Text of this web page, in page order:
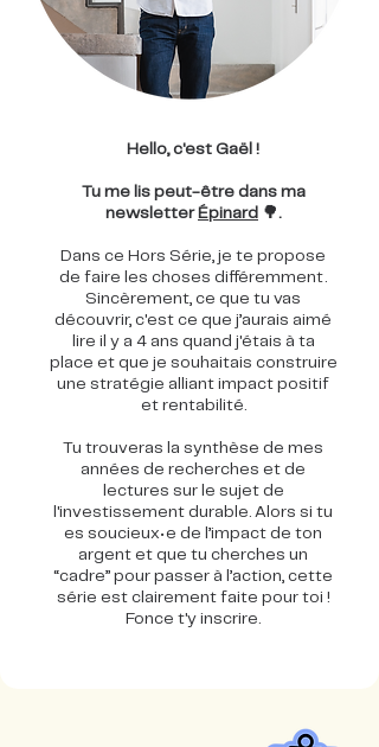
Hello, c'est Gaël !
Tu me lis peut-être dans ma
newsletter Épinard 🌳.
Dans ce Hors Série, je te propose
de faire les choses différemment.
Sincèrement, ce que tu vas
découvrir, c'est ce que j’aurais aimé
lire il y a 4 ans quand j'étais à ta
place et que je souhaitais construire
une stratégie alliant impact positif
et rentabilité.
Tu trouveras la synthèse de mes
années de recherches et de
lectures sur le sujet de
l'investissement durable. Alors si tu
es soucieux•e de l’impact de ton
argent et que tu cherches un
“cadre” pour passer à l’action, cette
série est clairement faite pour toi !
Fonce t'y inscrire.